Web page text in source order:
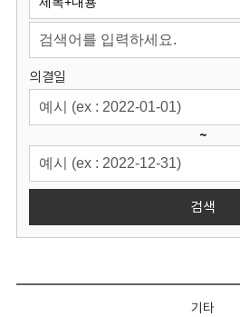
회
의결일
~
검색
기타